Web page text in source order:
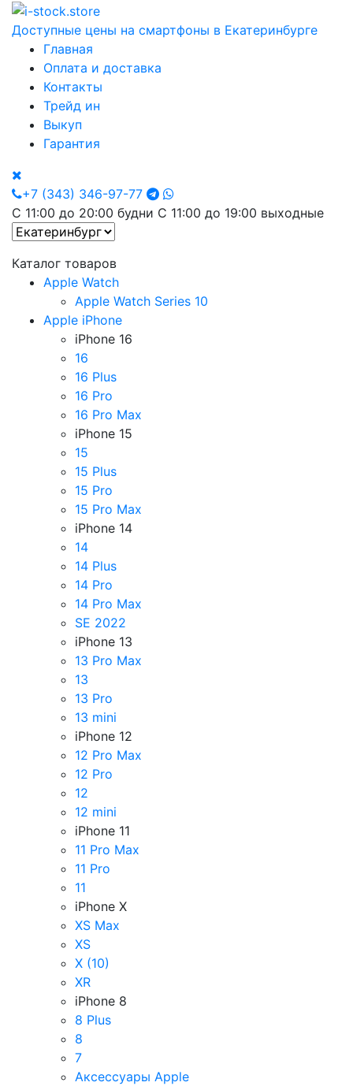
Доступные цены на смартфоны в Екатеринбурге
Главная
Оплата и доставка
Контакты
Трейд ин
Выкуп
Гарантия
+7 (343) 346-97-77
С 11:00 до 20:00 будни С 11:00 до 19:00 выходные
Каталог товаров
Apple Watch
Apple Watch Series 10
Apple iPhone
iPhone 16
16
16 Plus
16 Pro
16 Pro Max
iPhone 15
15
15 Plus
15 Pro
15 Pro Max
iPhone 14
14
14 Plus
14 Pro
14 Pro Max
SE 2022
iPhone 13
13 Pro Max
13
13 Pro
13 mini
iPhone 12
12 Pro Max
12 Pro
12
12 mini
iPhone 11
11 Pro Max
11 Pro
11
iPhone X
XS Max
XS
X (10)
XR
iPhone 8
8 Plus
8
7
Аксессуары Apple